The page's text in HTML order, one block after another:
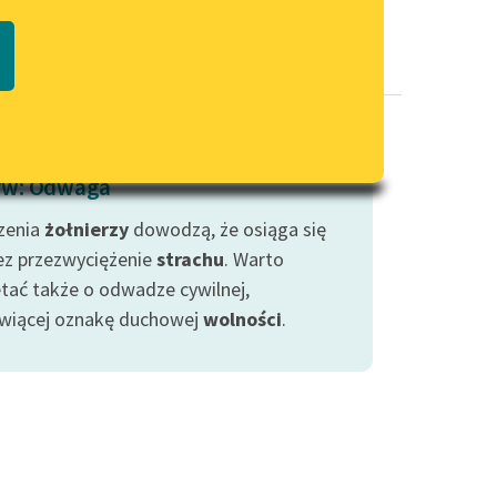
PDF
wrażliwych
Deklaracja dostępności
Odwaga
żołnierzy dowodzą, że osiąga się
przezwyciężeniestrachu. Warto
także o odwadze cywilnej,
oznakę duchowej wolności.